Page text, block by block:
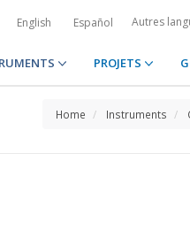
English Español Autres
PROJETS
Home Instruments